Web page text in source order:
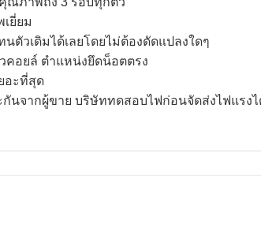
ยี่ยม
ตัวเดิมได้เลยโดยไม่ต้องดัดแปลงใดๆ
อยล์ ตำแหน่งยึดน็อตตรง
อะที่สุด
นจากผู้ขาย บริษัททดสอบไฟก่อนจัดส่งไฟแรง